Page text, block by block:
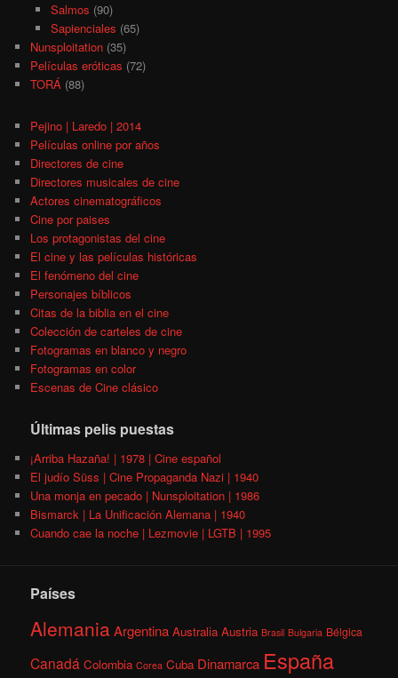
Salmos (90)
Sapienciales (65)
Nunsploitation (35)
Películas eróticas (72)
TORÁ (88)
Pejino | Laredo | 2014
Películas online por años
Directores de cine
Directores musicales de cine
Actores cinematográficos
Cine por paises
Los protagonistas del cine
El cine y las películas históricas
El fenómeno del cine
Personajes bíblicos
Citas de la biblia en el cine
Colección de carteles de cine
Fotogramas en blanco y negro
Fotogramas en color
Escenas de Cine clásico
Últimas pelis puestas
¡Arriba Hazaña! | 1978 | Cine español
El judío Süss | Cine Propaganda Nazi | 1940
Una monja en pecado | Nunsploitation | 1986
Bismarck | La Unificación Alemana | 1940
Cuando cae la noche | Lezmovie | LGTB | 1995
Países
AlemaniaArgentina Australia Austria Brasil Bulgaria Bélgica
Canadá Colombia Corea Cuba Dinamarca España